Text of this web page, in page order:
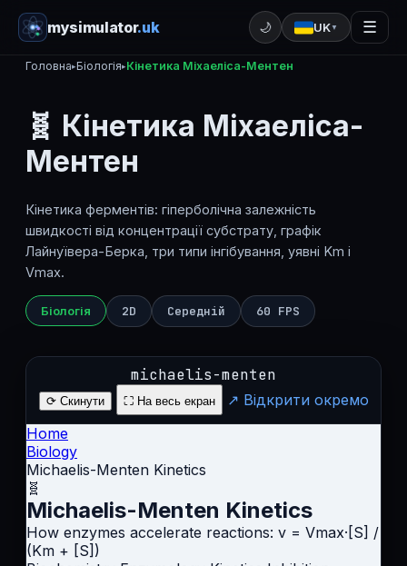
mysimulator.uk 🌙 UK ▼ ☰
Головна▸Біологія▸Кінетика Міхаеліса-Ментен
🧬 Кінетика Міхаеліса-
Ментен
Кінетика ферментів: гіперболічна залежність
швидкості від концентрації субстрату, графік
Лайнуївера-Берка, три типи інгібування, уявні Km і
Vmax.
Біологія 2D Середній 60 FPS
michaelis-menten
⟳ Скинути ⛶ На весь екран ↗ Відкрити окремо